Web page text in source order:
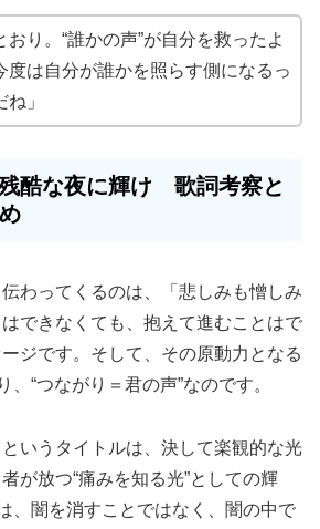
おり。“誰かの声”が自分を救ったよ
度は自分が誰かを照らす側になるっ
」
酷な夜に輝け 歌詞考察と
わってくるのは、「悲しみも憎しみ
できなくても、抱えて進むことはで
ジです。そして、その原動力となる
、“つながり＝君の声”なのです。
というタイトルは、決して楽観的な光
が放つ“痛みを知る光”としての輝
、闇を消すことではなく、闇の中で